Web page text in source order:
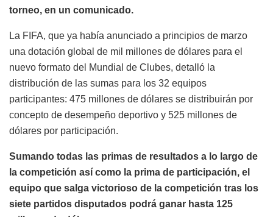
torneo, en un comunicado.
La FIFA, que ya había anunciado a principios de marzo
una dotación global de mil millones de dólares para el
nuevo formato del Mundial de Clubes, detalló la
distribución de las sumas para los 32 equipos
participantes: 475 millones de dólares se distribuirán por
concepto de desempeño deportivo y 525 millones de
dólares por participación.
Sumando todas las primas de resultados a lo largo de
la competición así como la prima de participación, el
equipo que salga victorioso de la competición tras los
siete partidos disputados podrá ganar hasta 125